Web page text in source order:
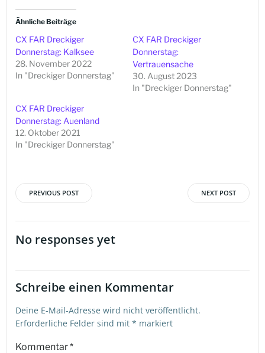
Ähnliche Beiträge
CX FAR Dreckiger
Donnerstag: Kalksee
28. November 2022
In "Dreckiger Donnerstag"
CX FAR Dreckiger
Donnerstag:
Vertrauensache
30. August 2023
In "Dreckiger Donnerstag"
CX FAR Dreckiger
Donnerstag: Auenland
12. Oktober 2021
In "Dreckiger Donnerstag"
Beitragsnavigation
PREVIOUS POST NEXT POST
No responses yet
Schreibe einen Kommentar
Deine E-Mail-Adresse wird nicht veröffentlicht.
Erforderliche Felder sind mit * markiert
Kommentar*